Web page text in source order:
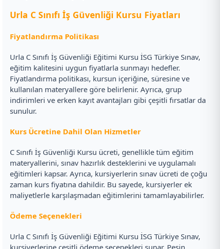
Urla C Sınıfı İş Güvenliği Kursu Fiyatları
Fiyatlandırma Politikası
Urla C Sınıfı İş Güvenliği Eğitimi Kursu İSG Türkiye Sınav,
eğitim kalitesini uygun fiyatlarla sunmayı hedefler.
Fiyatlandırma politikası, kursun içeriğine, süresine ve
kullanılan materyallere göre belirlenir. Ayrıca, grup
indirimleri ve erken kayıt avantajları gibi çeşitli fırsatlar da
sunulur.
Kurs Ücretine Dahil Olan Hizmetler
C Sınıfı İş Güvenliği Kursu ücreti, genellikle tüm eğitim
materyallerini, sınav hazırlık desteklerini ve uygulamalı
eğitimleri kapsar. Ayrıca, kursiyerlerin sınav ücreti de çoğu
zaman kurs fiyatına dahildir. Bu sayede, kursiyerler ek
maliyetlerle karşılaşmadan eğitimlerini tamamlayabilirler.
Ödeme Seçenekleri
Urla C Sınıfı İş Güvenliği Eğitimi Kursu İSG Türkiye Sınav,